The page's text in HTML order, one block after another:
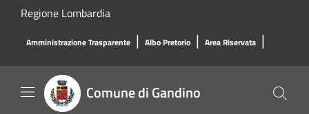
Salta al contenuto principale
Regione Lombardia
Amministrazione Trasparente | Albo Pretorio | Area Riservata |
Comune di Gandino